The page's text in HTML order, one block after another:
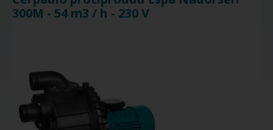
300M - 54 m3 / h - 230 V